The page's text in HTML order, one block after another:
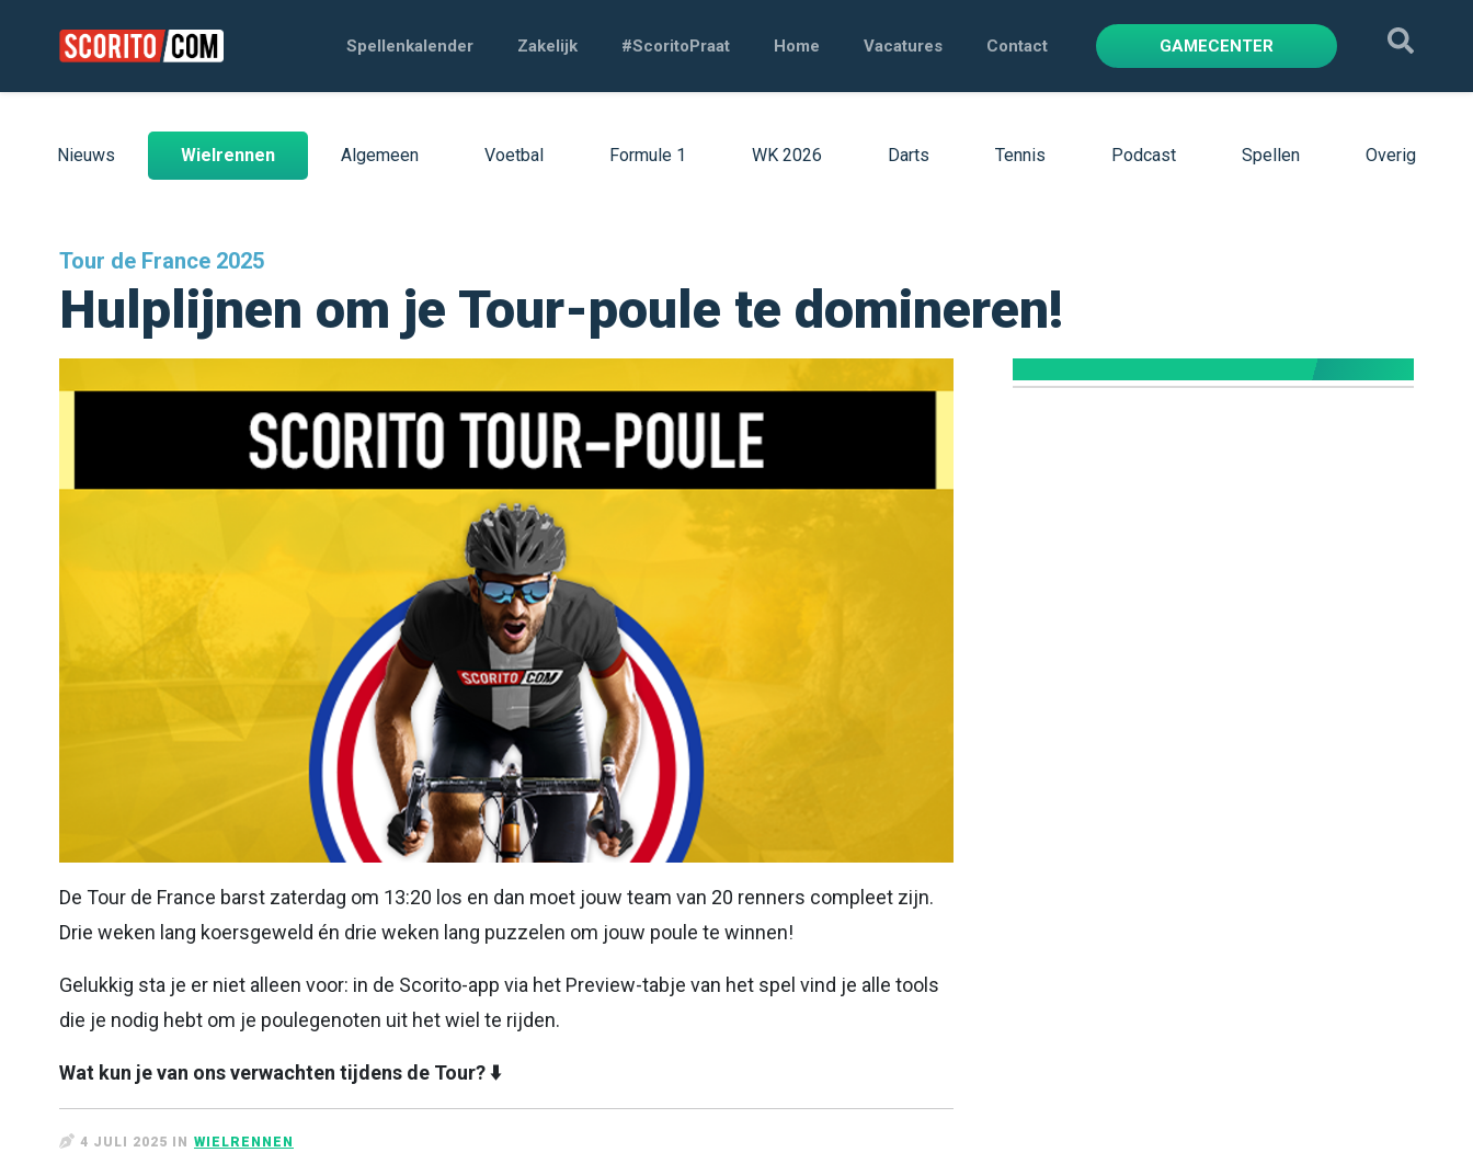
Spellenkalender Zakelijk #ScoritoPraat Home Vacatures Contact GAMECENTER
Nieuws Wielrennen Algemeen Voetbal Formule 1 WK 2026 Darts Tennis Podcast Spellen Overig
Tour de France 2025
Hulplijnen om je Tour-poule te domineren!
De Tour de France barst zaterdag om 13:20 los en dan moet jouw team van 20 renners compleet zijn.
Drie weken lang koersgeweld én drie weken lang puzzelen om jouw poule te winnen!
Gelukkig sta je er niet alleen voor: in de Scorito-app via het Preview-tabje van het spel vind je alle tools
die je nodig hebt om je poulegenoten uit het wiel te rijden.
Wat kun je van ons verwachten tijdens de Tour? ⬇️
4 JULI 2025 IN WIELRENNEN